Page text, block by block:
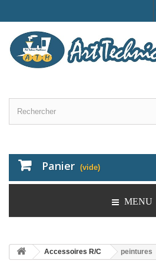
Panier (vide)
MENU
Accessoires R/C peintures